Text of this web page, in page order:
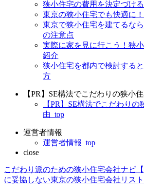
狭小住宅の費用を決定づけ
東京の狭小住宅でも快適に
東京で狭小住宅を建てるな
の注意点
実際に家を見に行こう！狭
紹介
狭小住宅を都内で検討する
方
【PR】SE構法でこだわりの狭小
【PR】SE構法でこだわり
由_top
運営者情報
運営者情報_top
close
こだわり派のための狭小住宅会社ナビ【
に妥協しない東京の狭小住宅会社リスト